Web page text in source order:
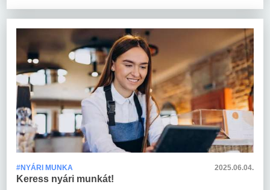
#NYÁRI MUNKA 2025.06.04.
Keress nyári munkát!